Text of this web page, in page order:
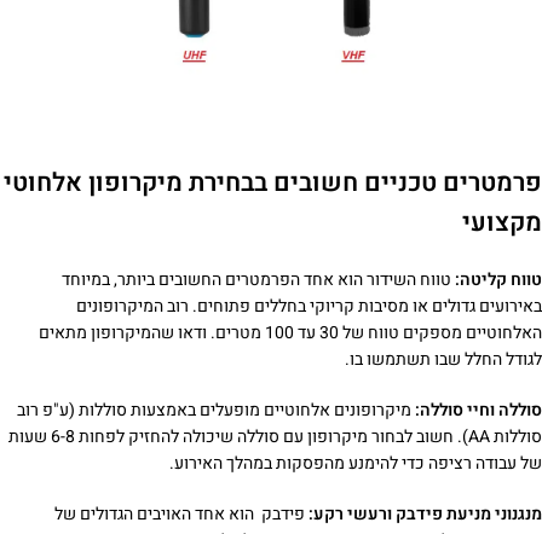
פרמטרים טכניים חשובים בבחירת מיקרופון אלחוטי
מקצועי
טווח קליטה: טווח השידור הוא אחד הפרמטרים החשובים ביותר, במיוחד
באירועים גדולים או מסיבות קריוקי בחללים פתוחים. רוב המיקרופונים
האלחוטיים מספקים טווח של 30 עד 100 מטרים. ודאו שהמיקרופון מתאים
לגודל החלל שבו תשתמשו בו.
סוללה וחיי סוללה: מיקרופונים אלחוטיים מופעלים באמצעות סוללות (ע"פ רוב
סוללות AA). חשוב לבחור מיקרופון עם סוללה שיכולה להחזיק לפחות 6-8 שעות
של עבודה רציפה כדי להימנע מהפסקות במהלך האירוע.
מנגנוני מניעת פידבק ורעשי רקע: פידבק הוא אחד האויבים הגדולים של